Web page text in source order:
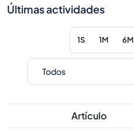
Últimas actividades
1S 1M 6M
Artículo